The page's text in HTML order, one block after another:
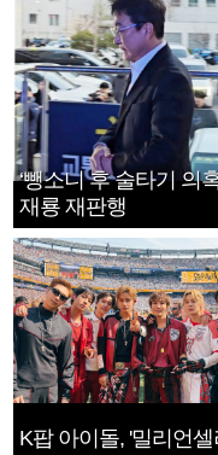
‘뺑소니 후 술타기 의
재룡 재판행
K팝 아이돌, '밀리언셀